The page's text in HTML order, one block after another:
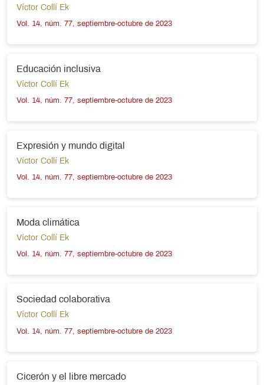
Víctor Collí Ek
Vol. 14, núm. 77, septiembre-octubre de 2023
Educación inclusiva
Víctor Collí Ek
Vol. 14, núm. 77, septiembre-octubre de 2023
Expresión y mundo digital
Víctor Collí Ek
Vol. 14, núm. 77, septiembre-octubre de 2023
Moda climática
Víctor Collí Ek
Vol. 14, núm. 77, septiembre-octubre de 2023
Sociedad colaborativa
Víctor Collí Ek
Vol. 14, núm. 77, septiembre-octubre de 2023
Cicerón y el libre mercado